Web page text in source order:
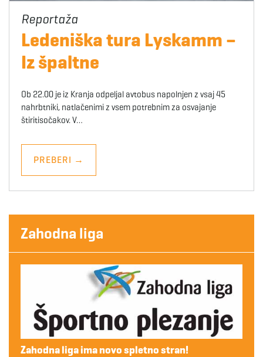
Ledeniška tura Lyskamm –
Iz špaltne
Ob 22.00 je iz Kranja odpeljal avtobus napolnjen z vsaj 45
nahrbtniki, natlačenimi z vsem potrebnim za osvajanje
štiritisočakov. V…
PREBERI →
Zahodna liga
Zahodna liga ima novo spletno stran!